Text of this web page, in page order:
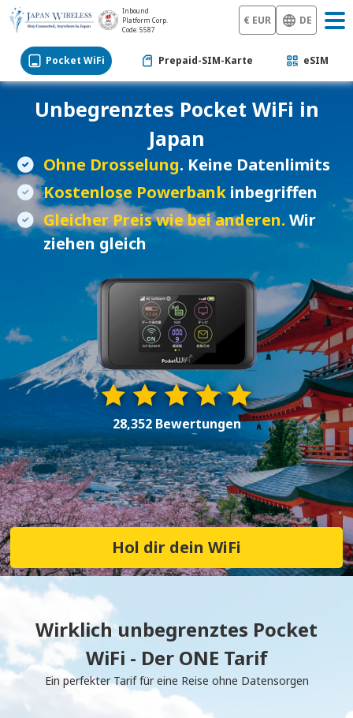
Inbound
Platform Corp.
Code: 5587
€ EUR DE
Pocket WiFi Prepaid-SIM-Karte eSIM
Unbegrenztes Pocket WiFi in
Japan
Ohne Drosselung. Keine Datenlimits
Kostenlose Powerbank inbegriffen
Gleicher Preis wie bei anderen. Wir
ziehen gleich
28,352 Bewertungen
Hol dir dein WiFi
Wirklich unbegrenztes Pocket
WiFi - Der ONE Tarif
Ein perfekter Tarif für eine Reise ohne Datensorgen